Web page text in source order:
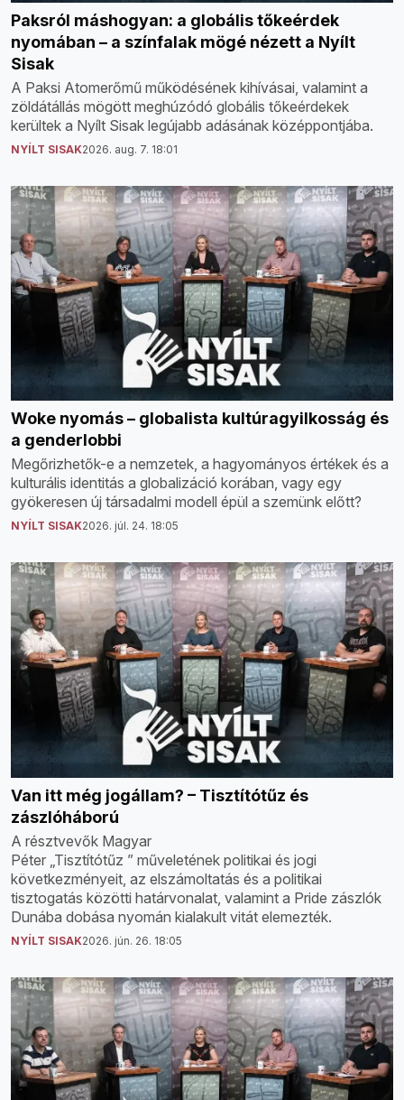
Paksról máshogyan: a globális tőkeérdek
nyomában – a színfalak mögé nézett a Nyílt
Sisak
A Paksi Atomerőmű működésének kihívásai, valamint a
zöldátállás mögött meghúzódó globális tőkeérdekek
kerültek a Nyílt Sisak legújabb adásának középpontjába.
NYÍLT SISAK2026. aug. 7. 18:01
Woke nyomás – globalista kultúragyilkosság és
a genderlobbi
Megőrizhetők-e a nemzetek, a hagyományos értékek és a
kulturális identitás a globalizáció korában, vagy egy
gyökeresen új társadalmi modell épül a szemünk előtt?
NYÍLT SISAK2026. júl. 24. 18:05
Van itt még jogállam? – Tisztítótűz és
zászlóháború
A résztvevők Magyar
Péter „Tisztítótűz ” műveletének politikai és jogi
következményeit, az elszámoltatás és a politikai
tisztogatás közötti határvonalat, valamint a Pride zászlók
Dunába dobása nyomán kialakult vitát elemezték.
NYÍLT SISAK2026. jún. 26. 18:05